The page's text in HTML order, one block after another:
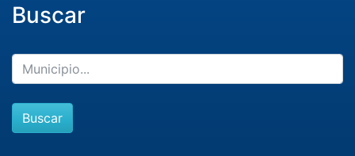
Buscar
Buscar